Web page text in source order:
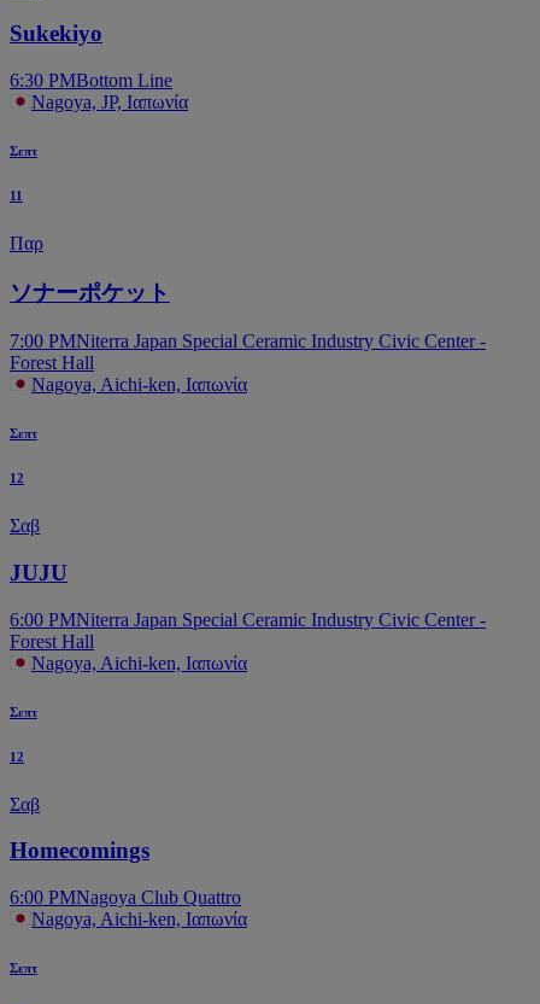
Sukekiyo
6:30 PMBottom Line
Nagoya, JP, Ιαπωνία
Σεπτ
11
Παρ
ソナーポケット
7:00 PMNiterra Japan Special Ceramic Industry Civic Center -
Forest Hall
Nagoya, Aichi-ken, Ιαπωνία
Σεπτ
12
Σαβ
JUJU
6:00 PMNiterra Japan Special Ceramic Industry Civic Center -
Forest Hall
Nagoya, Aichi-ken, Ιαπωνία
Σεπτ
12
Σαβ
Homecomings
6:00 PMNagoya Club Quattro
Nagoya, Aichi-ken, Ιαπωνία
Σεπτ